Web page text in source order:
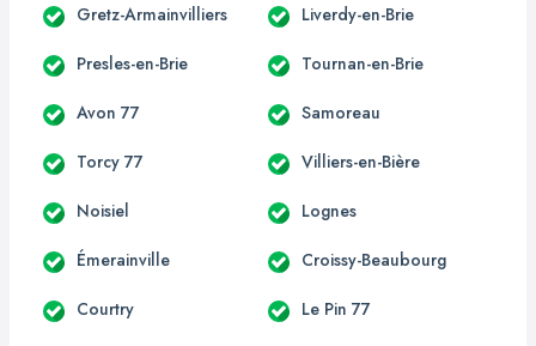
Gretz-Armainvilliers Liverdy-en-Brie
Presles-en-Brie Tournan-en-Brie
Avon 77 Samoreau
Torcy 77 Villiers-en-Bière
Noisiel Lognes
Émerainville Croissy-Beaubourg
Courtry Le Pin 77